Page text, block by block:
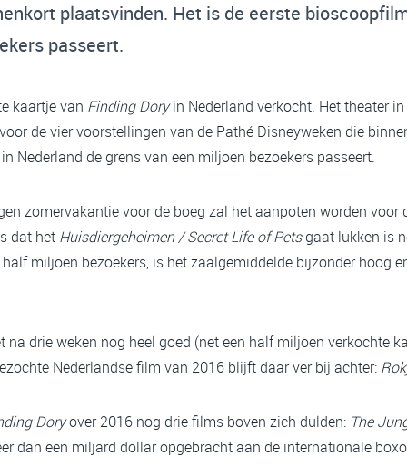
plaatsvinden. Het is de eerste
passeert.
kaartje van Finding Doryin Nederland verkocht. Het theater
de vier voorstellingen van de Pathé Disneyweken die
Nederland de grens van een miljoen bezoekers passeert.
zomervakantie voor de boeg zal het aanpoten worden
dat het Huisdiergeheimen / Secret Life of Petsgaat lukken is
miljoen bezoekers, is het zaalgemiddelde bijzonder hoog
na drie weken nog heel goed (net een half miljoen verkochte
Nederlandse film van 2016 blijft daar ver bij achter:
Doryover 2016 nog drie films boven zich dulden: The
dan een miljard dollar opgebracht aan de internationale